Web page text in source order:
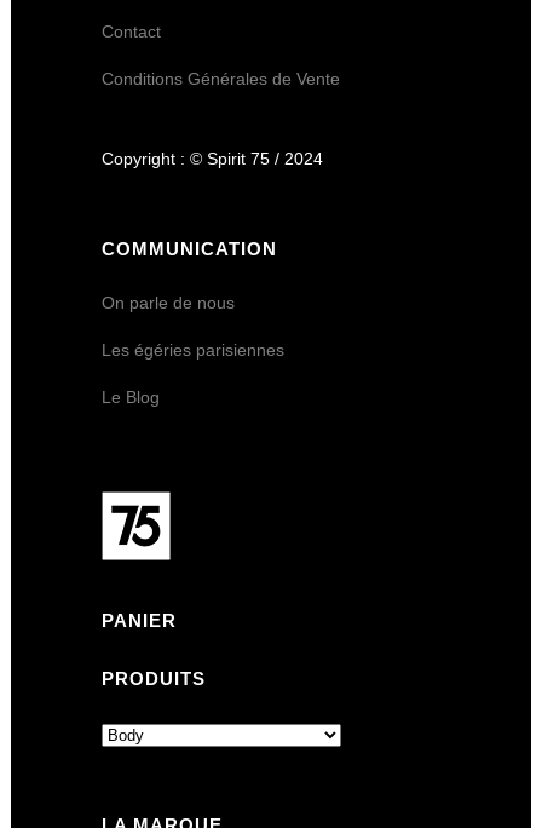
Contact
Conditions Générales de Vente
Copyright : © Spirit 75 / 2024
COMMUNICATION
On parle de nous
Les égéries parisiennes
Le Blog
PANIER
PRODUITS